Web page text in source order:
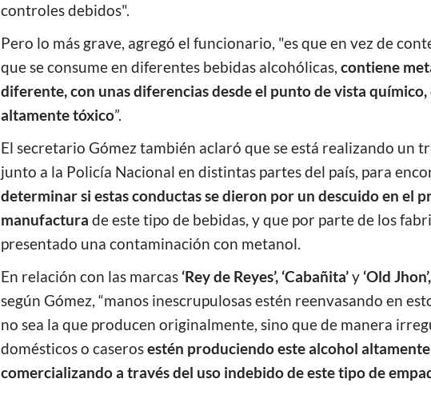
controles debidos".
Pero lo más grave, agregó el funcionario, "es que en vez de
que se consume en diferentes bebidas alcohólicas, contiene
diferente, con unas diferencias desde el punto de vista químico,
altamente tóxico”.
El secretario Gómez también aclaró que se está realizando un
junto a la Policía Nacional en distintas partes del país, para
determinar si estas conductas se dieron por un descuido en el
manufactura de este tipo de bebidas, y que por parte de los
presentado una contaminación con metanol.
En relación con las marcas ‘Rey de Reyes’, ‘Cabañita’y ‘Old Jhon’,
según Gómez, “manos inescrupulosas estén reenvasando en
no sea la que producen originalmente, sino que de manera
domésticos o caserosestén produciendo este alcohol
comercializando a través del uso indebido de este tipo de